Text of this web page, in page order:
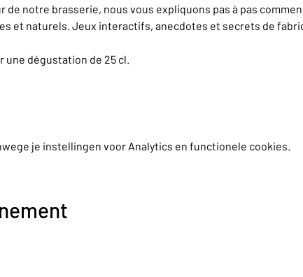
de notre brasserie, nous vous expliquons pas à pas
et naturels. Jeux interactifs, anecdotes et secrets de
une dégustation de 25 cl.
je instellingen voor Analytics en functionele cookies.